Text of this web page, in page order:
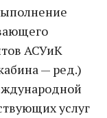
АСУиК
— ред.)
услуг